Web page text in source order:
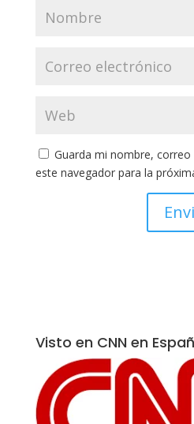
Guarda mi nombre,
este navegador para la
Visto en CNN en